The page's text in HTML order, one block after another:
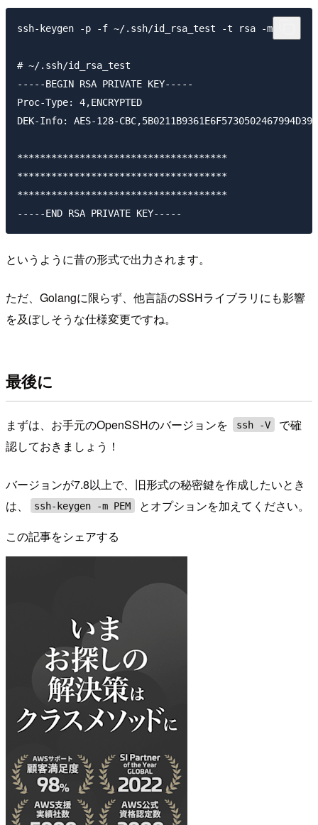
ssh-keygen -p -f ~/.ssh/id_rsa_test -t rsa -m PEM
# ~/.ssh/id_rsa_test
-----BEGIN RSA PRIVATE KEY-----
Proc-Type: 4,ENCRYPTED
DEK-Info: AES-128-
*************************************
*************************************
*************************************
というように昔の形式で出力されます。
ただ、Golangに限らず、他言語のSSHライブラリにも影響
を及ぼしそうな仕様変更ですね。
最後に
まずは、お手元のOpenSSHのバージョンを ssh -V
で確
認しておきましょう！
バージョンが7.8以上で、旧形式の秘密鍵を作成したいとき
は、
ssh-keygen -m PEM
とオプションを加えてください。
この記事をシェアする